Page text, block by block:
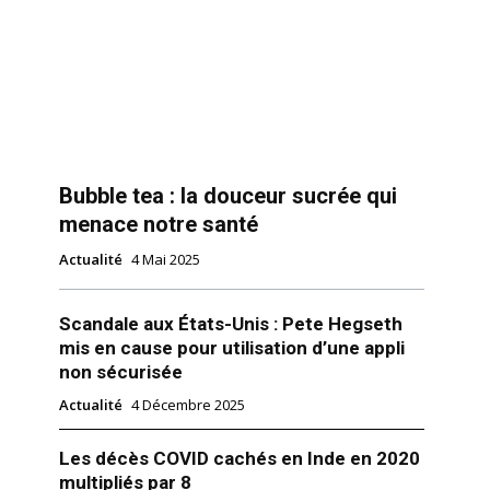
Bubble tea : la douceur sucrée qui
menace notre santé
Actualité 4 Mai 2025
Scandale aux États-Unis : Pete Hegseth
mis en cause pour utilisation d’une appli
non sécurisée
Actualité 4 Décembre 2025
Les décès COVID cachés en Inde en 2020
multipliés par 8